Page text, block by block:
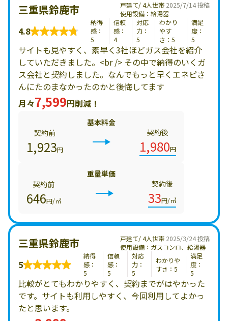
2025/7/14 投稿
三重県鈴鹿市
戸建て/ 4人世帯
使用設備：給湯器
4.8
納得
感：
5
信頼
感：
4
対応
力：
5
わかり
やす
さ：5
満足
度：
5
サイトも見やすく、素早く3社ほどガス会社を紹介
していただきました。<br /> その中で納得のいくガ
ス会社と契約しました。なんでもっと早くエネピさ
んにたのまなかったのかと後悔してます
月々7,599円削減！
基本料金
契約前
1,923円
契約後
1,980円
重量単価
契約前
646円/㎥
契約後
33円/㎥
2025/3/24 投稿
三重県鈴鹿市
戸建て/ 4人世帯
使用設備：ガスコンロ、給湯器
5
納得
感：
5
信頼
感：
5
対応
力：
5
わかりや
すさ：5
満足
度：
5
比較がとてもわかりやすく、契約までがはやかった
です。サイトも利用しやすく、今回利用してよかっ
たと思います。